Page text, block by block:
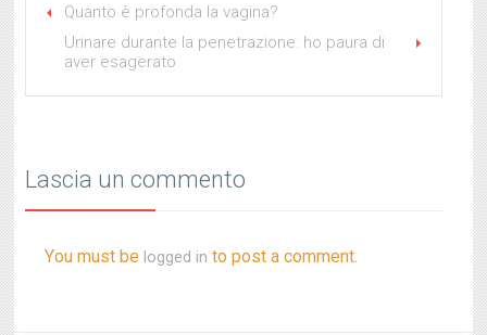
Quanto è profonda la vagina?
Urinare durante la penetrazione: ho paura di
aver esagerato
Lascia un commento
You must be logged in to post a comment.